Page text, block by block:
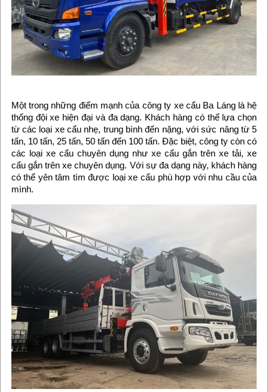
Một trong những điểm mạnh của công ty xe cẩu Ba Láng là hệ
thống đội xe hiện đại và đa dạng. Khách hàng có thể lựa chọn
từ các loại xe cẩu nhẹ, trung bình đến nặng, với sức nâng từ 5
tấn, 10 tấn, 25 tấn, 50 tấn đến 100 tấn. Đặc biệt, công ty còn có
các loại xe cẩu chuyên dụng như xe cẩu gắn trên xe tải, xe
cẩu gắn trên xe chuyên dụng. Với sự đa dạng này, khách hàng
có thể yên tâm tìm được loại xe cẩu phù hợp với nhu cầu của
mình.